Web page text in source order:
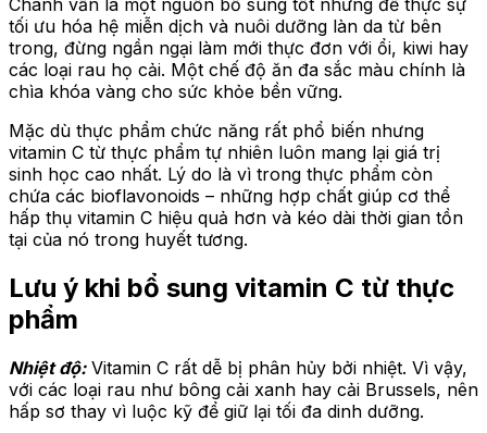
Chanh vẫn là một nguồn bổ sung tốt nhưng để thực sự
tối ưu hóa hệ miễn dịch và nuôi dưỡng làn da từ bên
trong, đừng ngần ngại làm mới thực đơn với ổi, kiwi hay
các loại rau họ cải. Một chế độ ăn đa sắc màu chính là
chìa khóa vàng cho sức khỏe bền vững.
Mặc dù thực phẩm chức năng rất phổ biến nhưng
vitamin C từ thực phẩm tự nhiên luôn mang lại giá trị
sinh học cao nhất. Lý do là vì trong thực phẩm còn
chứa các bioflavonoids – những hợp chất giúp cơ thể
hấp thụ vitamin C hiệu quả hơn và kéo dài thời gian tồn
tại của nó trong huyết tương.
Lưu ý khi bổ sung vitamin C từ thực
phẩm
Nhiệt độ:Vitamin C rất dễ bị phân hủy bởi nhiệt. Vì vậy,
với các loại rau như bông cải xanh hay cải Brussels, nên
hấp sơ thay vì luộc kỹ để giữ lại tối đa dinh dưỡng.